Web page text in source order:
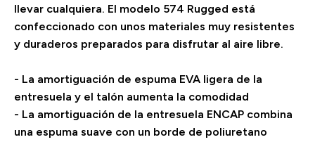
llevar cualquiera. El modelo 574 Rugged está
confeccionado con unos materiales muy resistentes
y duraderos preparados para disfrutar al aire libre.
- La amortiguación de espuma EVA ligera de la
entresuela y el talón aumenta la comodidad
- La amortiguación de la entresuela ENCAP combina
una espuma suave con un borde de poliuretano